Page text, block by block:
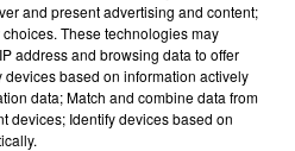
and present advertising and content;
These technologies may
address and browsing data to offer
based on information actively
data; Match and combine data from
devices; Identify devices based on